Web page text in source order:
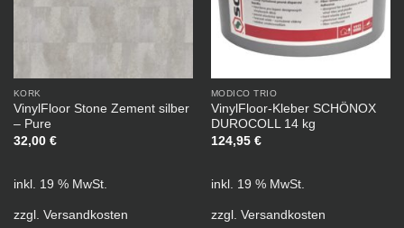
KORK
VinylFloor Stone Zement silber
– Pure
32,00 €
inkl. 19 % MwSt.
zzgl. Versandkosten
MODICO TRIO
VinylFloor-Kleber SCHÖNOX
DUROCOLL 14 kg
124,95 €
inkl. 19 % MwSt.
zzgl. Versandkosten